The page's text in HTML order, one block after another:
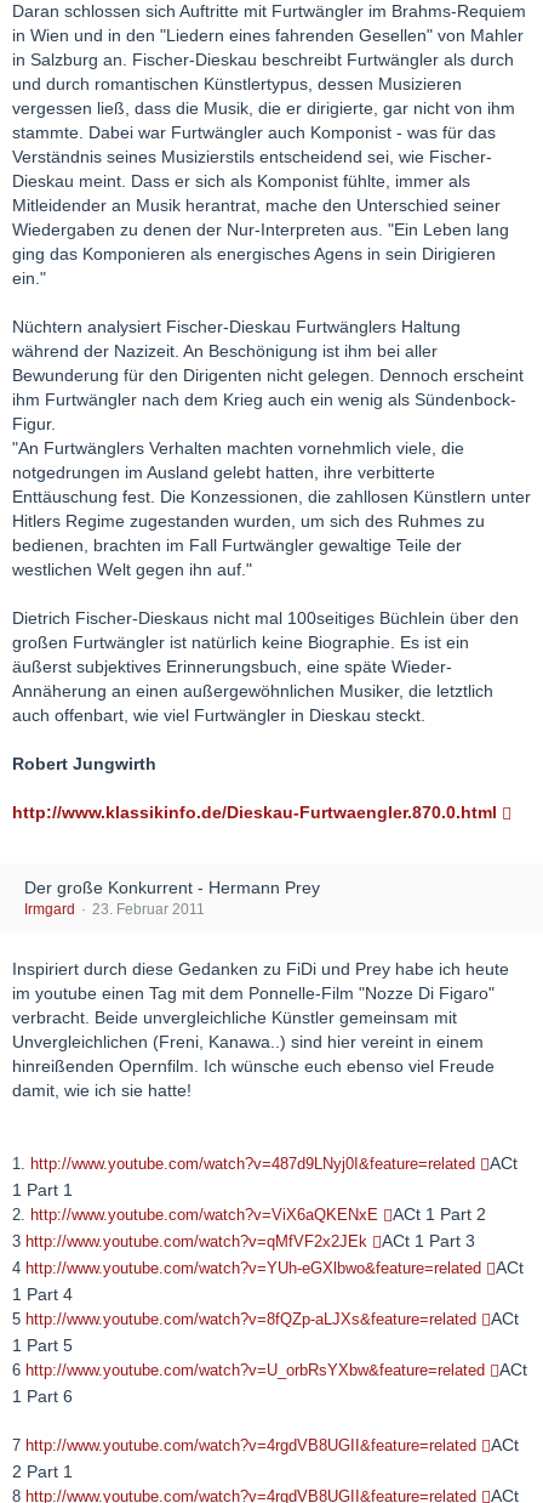
Daran schlossen sich Auftritte mit Furtwängler im Brahms-Requiem
in Wien und in den "Liedern eines fahrenden Gesellen" von Mahler
in Salzburg an. Fischer-Dieskau beschreibt Furtwängler als durch
und durch romantischen Künstlertypus, dessen Musizieren
vergessen ließ, dass die Musik, die er dirigierte, gar nicht von ihm
stammte. Dabei war Furtwängler auch Komponist - was für das
Verständnis seines Musizierstils entscheidend sei, wie Fischer-
Dieskau meint. Dass er sich als Komponist fühlte, immer als
Mitleidender an Musik herantrat, mache den Unterschied seiner
Wiedergaben zu denen der Nur-Interpreten aus. "Ein Leben lang
ging das Komponieren als energisches Agens in sein Dirigieren
ein."
Nüchtern analysiert Fischer-Dieskau Furtwänglers Haltung
während der Nazizeit. An Beschönigung ist ihm bei aller
Bewunderung für den Dirigenten nicht gelegen. Dennoch erscheint
ihm Furtwängler nach dem Krieg auch ein wenig als Sündenbock-
Figur.
"An Furtwänglers Verhalten machten vornehmlich viele, die
notgedrungen im Ausland gelebt hatten, ihre verbitterte
Enttäuschung fest. Die Konzessionen, die zahllosen Künstlern unter
Hitlers Regime zugestanden wurden, um sich des Ruhmes zu
bedienen, brachten im Fall Furtwängler gewaltige Teile der
westlichen Welt gegen ihn auf."
Dietrich Fischer-Dieskaus nicht mal 100seitiges Büchlein über den
großen Furtwängler ist natürlich keine Biographie. Es ist ein
äußerst subjektives Erinnerungsbuch, eine späte Wieder-
Annäherung an einen außergewöhnlichen Musiker, die letztlich
auch offenbart, wie viel Furtwängler in Dieskau steckt.
Robert Jungwirth
http://www.klassikinfo.de/Dieskau-Furtwaengler.870.0.html
Der große Konkurrent - Hermann Prey
Irmgard 23. Februar 2011
Inspiriert durch diese Gedanken zu FiDi und Prey habe ich heute
im youtube einen Tag mit dem Ponnelle-Film "Nozze Di Figaro"
verbracht. Beide unvergleichliche Künstler gemeinsam mit
Unvergleichlichen (Freni, Kanawa..) sind hier vereint in einem
hinreißenden Opernfilm. Ich wünsche euch ebenso viel Freude
damit, wie ich sie hatte!
1. http://www.youtube.com/watch?v=487d9LNyj0I&feature=related
ACt
1 Part 1
2. http://www.youtube.com/watch?v=ViX6aQKENxE ACt 1 Part 2
3 http://www.youtube.com/watch?v=qMfVF2x2JEk ACt 1 Part 3
4 http://www.youtube.com/watch?v=YUh-eGXlbwo&feature=related
ACt
1 Part 4
5 http://www.youtube.com/watch?v=8fQZp-aLJXs&feature=related
ACt
1 Part 5
6 http://www.youtube.com/watch?v=U_orbRsYXbw&feature=related
ACt
1 Part 6
7 http://www.youtube.com/watch?v=4rgdVB8UGII&feature=related
ACt
2 Part 1
8 http://www.youtube.com/watch?v=4rgdVB8UGII&feature=related ACt